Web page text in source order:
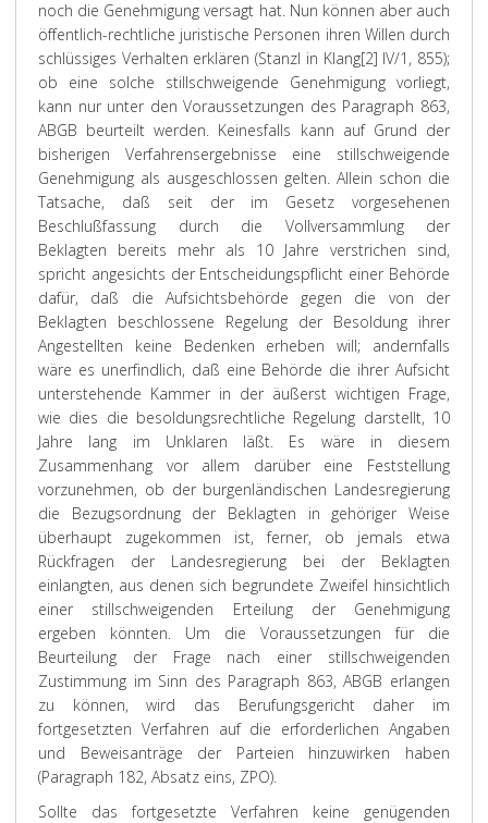
noch die Genehmigung versagt hat. Nun können aber auch
öffentlich-rechtliche juristische Personen ihren Willen durch
schlüssiges Verhalten erklären (Stanzl in Klang[2] IV/1, 855);
ob eine solche stillschweigende Genehmigung vorliegt,
kann nur unter den Voraussetzungen des Paragraph 863,
ABGB beurteilt werden. Keinesfalls kann auf Grund der
bisherigen Verfahrensergebnisse eine stillschweigende
Genehmigung als ausgeschlossen gelten. Allein schon die
Tatsache, daß seit der im Gesetz vorgesehenen
Beschlußfassung durch die Vollversammlung der
Beklagten bereits mehr als 10 Jahre verstrichen sind,
spricht angesichts der Entscheidungspflicht einer Behörde
dafür, daß die Aufsichtsbehörde gegen die von der
Beklagten beschlossene Regelung der Besoldung ihrer
Angestellten keine Bedenken erheben will; andernfalls
wäre es unerfindlich, daß eine Behörde die ihrer Aufsicht
unterstehende Kammer in der äußerst wichtigen Frage,
wie dies die besoldungsrechtliche Regelung darstellt, 10
Jahre lang im Unklaren läßt. Es wäre in diesem
Zusammenhang vor allem darüber eine Feststellung
vorzunehmen, ob der burgenländischen Landesregierung
die Bezugsordnung der Beklagten in gehöriger Weise
überhaupt zugekommen ist, ferner, ob jemals etwa
Rückfragen der Landesregierung bei der Beklagten
einlangten, aus denen sich begrundete Zweifel hinsichtlich
einer stillschweigenden Erteilung der Genehmigung
ergeben könnten. Um die Voraussetzungen für die
Beurteilung der Frage nach einer stillschweigenden
Zustimmung im Sinn des Paragraph 863, ABGB erlangen
zu können, wird das Berufungsgericht daher im
fortgesetzten Verfahren auf die erforderlichen Angaben
und Beweisanträge der Parteien hinzuwirken haben
(Paragraph 182, Absatz eins, ZPO).
Sollte das fortgesetzte Verfahren keine genügenden